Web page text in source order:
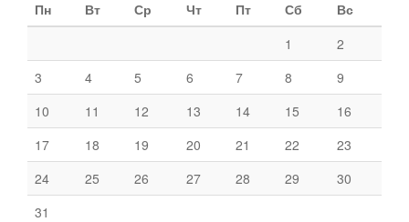
Пн
Вт Ср Чт Пт Сб
Вс
1
2
3
4 5 6 7 8
9
10
11 12 13 14 15
16
17
18 19 20 21 22
23
24
25 26 27 28 29
30
31